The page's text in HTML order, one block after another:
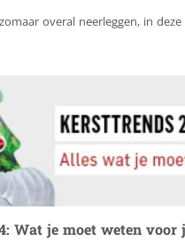
overal neerleggen, in
Wat je moet weten voor